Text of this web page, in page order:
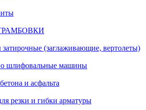
(заглаживающие, вертолеты)
шлифовальные машины
и асфальта
резки и гибки арматуры